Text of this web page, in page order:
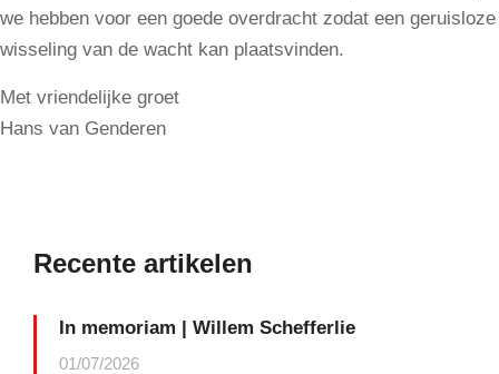
we hebben voor een goede overdracht zodat een geruisloze
wisseling van de wacht kan plaatsvinden.
Met vriendelijke groet
Hans van Genderen
Recente artikelen
In memoriam | Willem Schefferlie
01/07/2026